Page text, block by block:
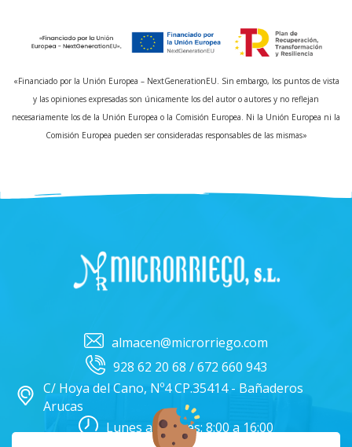
«Financiado por la Unión Europea – NextGenerationEU. Sin embargo, los puntos de vista
y las opiniones expresadas son únicamente los del autor o autores y no reflejan
necesariamente los de la Unión Europea o la Comisión Europea. Ni la Unión Europea ni la
Comisión Europea pueden ser consideradas responsables de las mismas»
almacen@microrriego.com
928 62 20 68 / 672 660 943
C/ Hoya del Cano, Nº4 CP.35414 - Bañaderos
Arucas
Lunes a Viernes: 8:00 a 16:00